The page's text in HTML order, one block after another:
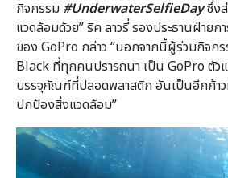
กิจกรรม #UnderwaterSelfieDayซึ่ง
แวดล้อมด้วย” ริค ลาวรี่ รองประธานฝ่ายก
ของ GoPro กล่าว “นอกจากนี้ผู้ร่วมกิจกร
Black ที่ทุกคนปรารถนา เป็น GoPro ตัวแ
บรรจุภัณฑ์ที่ปลอดพลาสติก อันเป็นอีกก้าว
ปกป้องสิ่งแวดล้อม”